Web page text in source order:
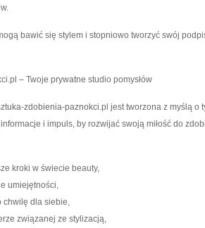
bawić się stylem i stopniowo tworzyć swój
– Twoje prywatne studio pomysłów
zdobienia-paznokci.pl jest tworzona z myślą o
i impuls, by rozwijać swoją miłość do
kroki w świecie beauty,
umiejętności,
chwilę dla siebie,
związanej ze stylizacją,